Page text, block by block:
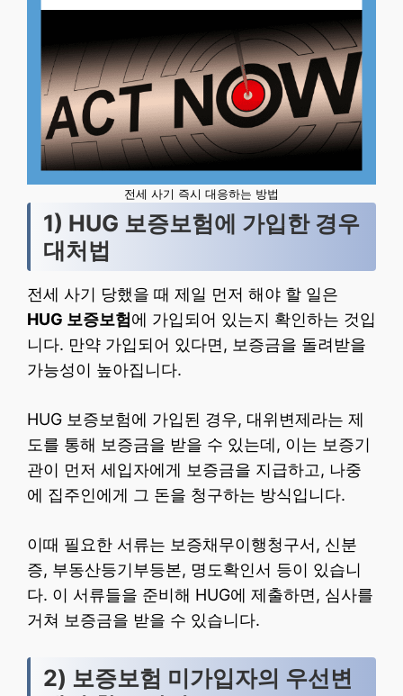
전세 사기 즉시 대응하는 방법
1) HUG 보증보험에 가입한 경우
대처법
전세 사기 당했을 때 제일 먼저 해야 할 일은
HUG 보증보험에 가입되어 있는지 확인하는 것입
니다. 만약 가입되어 있다면, 보증금을 돌려받을
가능성이 높아집니다.
HUG 보증보험에 가입된 경우, 대위변제라는 제
도를 통해 보증금을 받을 수 있는데, 이는 보증기
관이 먼저 세입자에게 보증금을 지급하고, 나중
에 집주인에게 그 돈을 청구하는 방식입니다.
이때 필요한 서류는 보증채무이행청구서, 신분
증, 부동산등기부등본, 명도확인서 등이 있습니
다. 이 서류들을 준비해 HUG에 제출하면, 심사를
거쳐 보증금을 받을 수 있습니다.
2) 보증보험 미가입자의 우선변